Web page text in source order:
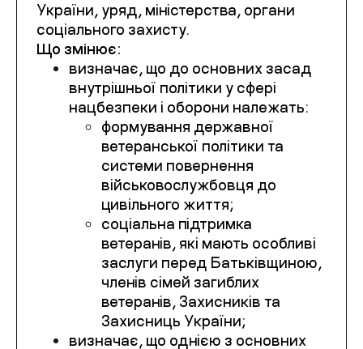
України, уряд, міністерства, органи
соціального захисту.
Що змінює:
визначає, що до основних засад
внутрішньої політики у сфері
нацбезпеки і оборони належать:
формування державної
ветеранської політики та
системи повернення
військовослужбовця до
цивільного життя;
соціальна підтримка
ветеранів, які мають особливі
заслуги перед Батьківщиною,
членів сімей загиблих
ветеранів, Захисників та
Захисниць України;
визначає, що однією з основних